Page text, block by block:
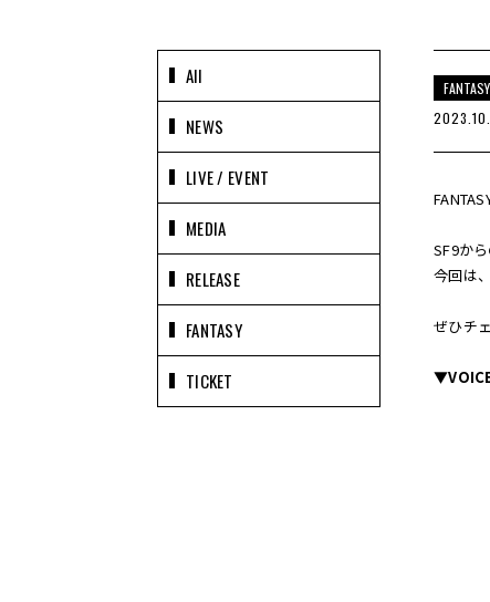
All
NEWS
LIVE / EVENT
MEDIA
RELEASE
FANTASY
TICKET
FANTASY
SF9か
今回は
ぜひチ